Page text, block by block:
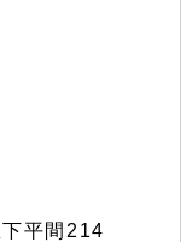
平間214